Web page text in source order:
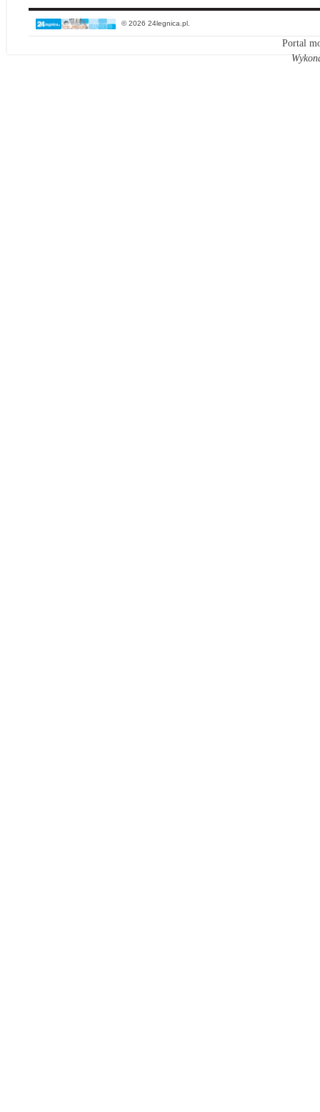
© 2026 24legnica.pl.
Portal